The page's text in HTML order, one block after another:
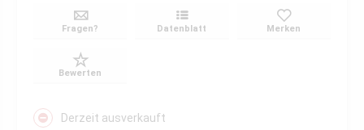
Fragen? Datenblatt Merken
Bewerten
Derzeit ausverkauft